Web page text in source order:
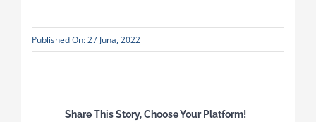
Published On: 27 Juna, 2022
Share This Story, Choose Your Platform!